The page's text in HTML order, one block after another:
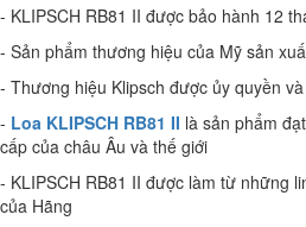
- KLIPSCH RB81 II được bảo hành 12
- Sản phẩm thương hiệu của Mỹ sản
- Thương hiệu Klipsch được ủy quyền
- Loa KLIPSCH RB81 II là sản phẩm
cấp của châu Âu và thế giới
- KLIPSCH RB81 II được làm từ những
của Hãng